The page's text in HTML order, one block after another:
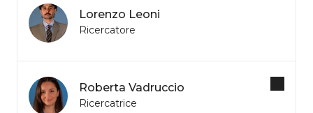
Lorenzo Leoni
Ricercatore
Roberta Vadruccio
Ricercatrice